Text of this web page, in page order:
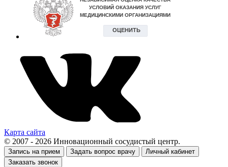
Карта сайта
© 2007 - 2026 Инновационный сосудистый центр.
Запись на прием Задать вопрос врачу
Личный кабинет
Заказать звонок